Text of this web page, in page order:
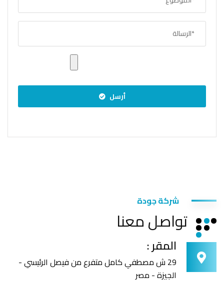
أرسل
شركة جودة
تواصل معنا
المقر :
29 ش مصطفي كامل متفرع من فيصل الرئيسي -
الجيزة - مصر